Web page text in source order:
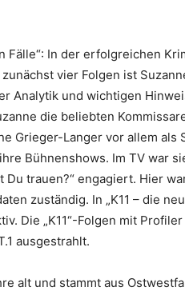
Fälle“: In der erfolgreichen
vier Folgen ist
Analytik und wichtigen
die beliebten
Grieger-Langer vor allem
Bühnenshows. Im TV war
Du trauen?“ engagiert. Hier
zuständig. In „K11 – die
Die „K11“-Folgen mit
ausgestrahlt.
alt und stammt aus